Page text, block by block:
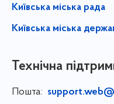
Київська міська рада
Київська міська
Технічна
Пошта: